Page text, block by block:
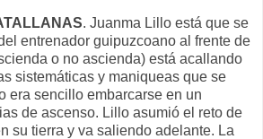
. Juanma Lillo está que se
entrenador guipuzcoano al frente de
o no ascienda) está acallando
sistemáticas y maniqueas que se
era sencillo embarcarse en un
de ascenso. Lillo asumió el reto de
su tierra y va saliendo adelante. La